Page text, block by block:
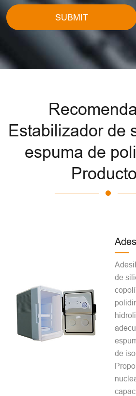
SUBMIT
Estabilizador de
espuma de
de
de